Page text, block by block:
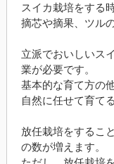
スイカ栽培をする
摘芯や摘果、ツル
立派でおいしいス
業が必要です。
基本的な育て方の
自然に任せて育て
放任栽培をするこ
の数が増えます。